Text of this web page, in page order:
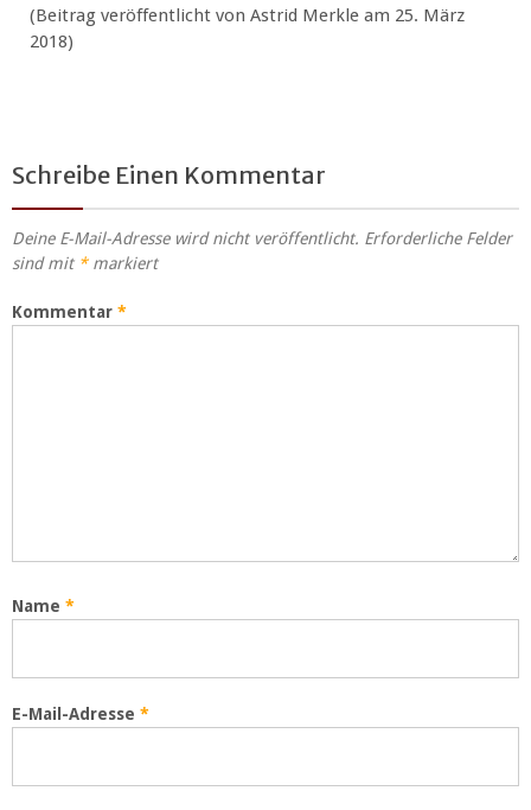
(Beitrag veröffentlicht von Astrid Merkle am 25. März
2018)
Schreibe Einen Kommentar
Deine E-Mail-Adresse wird nicht veröffentlicht. Erforderliche Felder
sind mit *markiert
Kommentar *
Name *
E-Mail-Adresse *